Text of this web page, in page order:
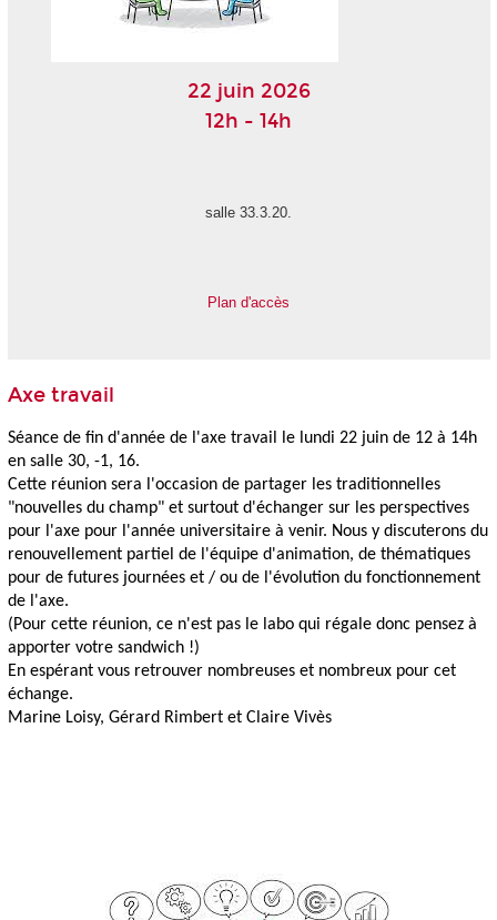
22 juin 2026
12h - 14h
salle 33.3.20.
Plan d'accès
Axe travail
Séance de fin d'année de l'axe travail
le lundi 22 juin de 12 à 14h
en salle 30, -1, 16.
Cette réunion sera l'occasion de partager les traditionnelles
"nouvelles du champ" et surtout d'échanger sur les perspectives
pour l'axe pour l'année universitaire à venir. Nous y discuterons du
renouvellement partiel de l'équipe d'animation, de thématiques
pour de futures journées et / ou de l'évolution du fonctionnement
de l'axe.
(Pour cette réunion, ce n'est pas le labo qui régale donc pensez à
apporter votre sandwich !)
En espérant vous retrouver nombreuses et nombreux pour cet
échange.
Marine Loisy, Gérard Rimbert et Claire Vivès